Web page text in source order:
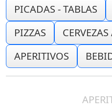
PICADAS - TABLAS
PIZZAS
APERITIVOS